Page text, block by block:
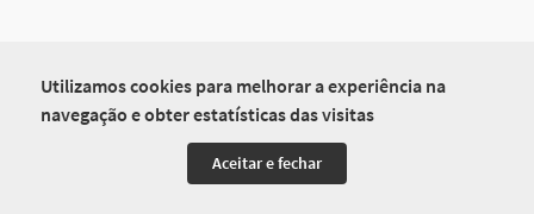
Utilizamos cookies para melhorar a experiência na
navegação e obter estatísticas das visitas
Aceitar e fechar